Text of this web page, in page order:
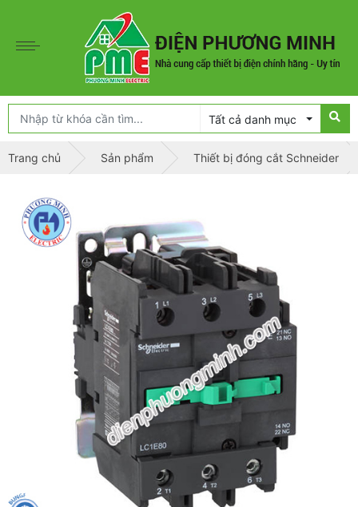
Tất cả danh mục
Trang chủ Sản phẩm Thiết bị đóng cắt Schneider